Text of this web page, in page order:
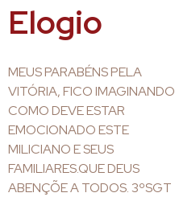
Elogio
MEUS PARABÉNS PELA
VITÓRIA, FICO IMAGINANDO
COMO DEVE ESTAR
EMOCIONADO ESTE
MILICIANO E SEUS
FAMILIARES.QUE DEUS
ABENÇÕE A TODOS. 3ºSGT